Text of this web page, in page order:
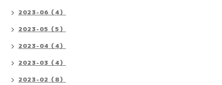
2023-06（4）
2023-05（5）
2023-04（4）
2023-03（4）
2023-02（8）